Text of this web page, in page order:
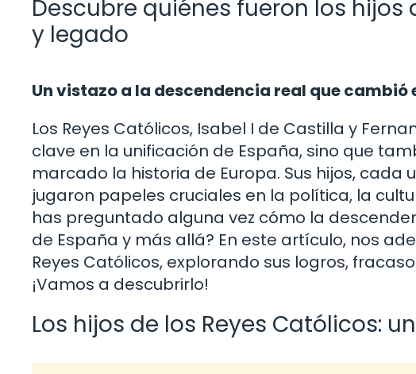
Descubre quiénes fueron los hijos
y legado
Un vistazo a la descendencia real que cambió
Los Reyes Católicos, Isabel I de Castilla y
clave en la unificación de España, sino que
marcado la historia de Europa. Sus hijos,
jugaron papeles cruciales en la política, la
has preguntado alguna vez cómo la
de España y más allá? En este artículo, nos
Reyes Católicos, explorando sus logros,
¡Vamos a descubrirlo!
Los hijos de los Reyes Católicos: